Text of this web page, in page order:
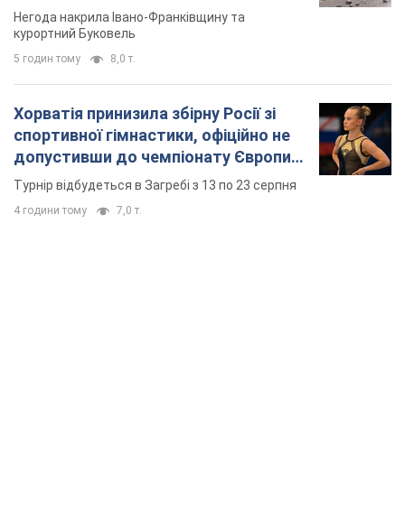
Відео
Негода накрила Івано-Франківщину та
курортний Буковель
5 годин тому 8,0 т.
Хорватія принизила збірну Росії зі
спортивної гімнастики, офіційно не
допустивши до чемпіонату Європи
основних спортсменів
Турнір відбудеться в Загребі з 13 по 23 серпня
4 години тому 7,0 т.